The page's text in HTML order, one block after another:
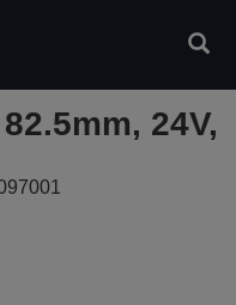
24V,